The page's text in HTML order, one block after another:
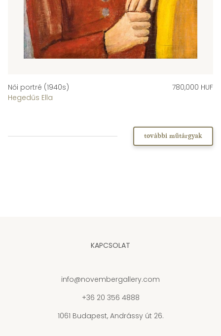
Női portré (1940s)
Hegedűs Ella
780,000 HUF
további műtárgyak
KAPCSOLAT
info@novembergallery.com
+36 20 356 4888
1061 Budapest, Andrássy út 26.